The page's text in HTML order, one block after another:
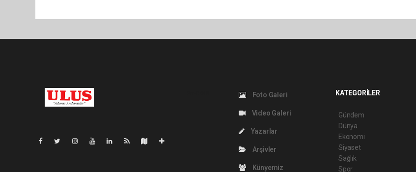
Foto Galeri
Video Galeri
Yazarlar
Arşivler
Künyemiz
KATEGORİLER
Gündem
Dünya
Ekonomi
Siyaset
Sağlık
Spor